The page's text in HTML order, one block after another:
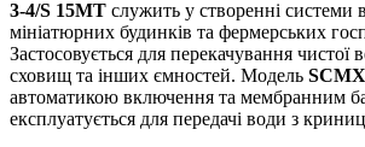
3-4/S 15MT служить у створенні системи
мініатюрних будинків та фермерських
Застосовується для перекачування чистої
сховищ та інших ємностей. Модель
автоматикою включення та мембранним
експлуатується для передачі води з